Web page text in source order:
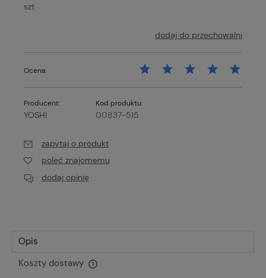
szt.
dodaj do przechowalni
Ocena:
Producent:
YOSHI
Kod produktu:
00837-515
zapytaj o produkt
poleć znajomemu
dodaj opinię
Opis
Koszty dostawy
Cena nie zawiera ewentualnych kosztów płatności